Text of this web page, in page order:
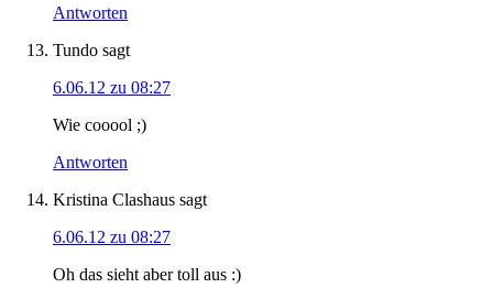
Antworten
Tundo sagt
6.06.12 zu 08:27
Wie cooool ;)
Antworten
Kristina Clashaus sagt
6.06.12 zu 08:27
Oh das sieht aber toll aus :)